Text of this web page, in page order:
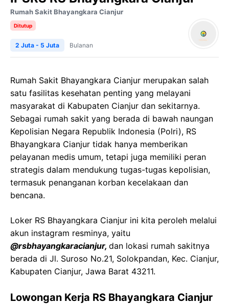
Rumah Sakit Bhayangkara Cianjur
Ditutup
2 Juta - 5 Juta Bulanan
Rumah Sakit Bhayangkara Cianjur merupakan salah
satu fasilitas kesehatan penting yang melayani
masyarakat di Kabupaten Cianjur dan sekitarnya.
Sebagai rumah sakit yang berada di bawah naungan
Kepolisian Negara Republik Indonesia (Polri), RS
Bhayangkara Cianjur tidak hanya memberikan
pelayanan medis umum, tetapi juga memiliki peran
strategis dalam mendukung tugas-tugas kepolisian,
termasuk penanganan korban kecelakaan dan
bencana.
Loker RS Bhayangkara Cianjur ini kita peroleh melalui
akun instagram resminya, yaitu
@rsbhayangkaracianjur, dan lokasi rumah sakitnya
berada di Jl. Suroso No.21, Solokpandan, Kec. Cianjur,
Kabupaten Cianjur, Jawa Barat 43211.
Lowongan Kerja RS Bhayangkara Cianjur